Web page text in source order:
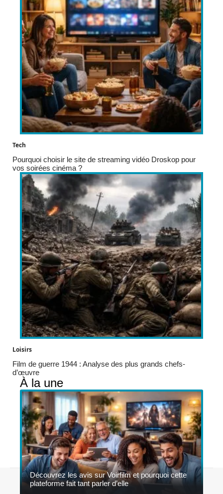
Tech
Pourquoi choisir le site de streaming vidéo Droskop pour
vos soirées cinéma ?
Loisirs
Film de guerre 1944 : Analyse des plus grands chefs-
d’œuvre
À la une
Découvrez les avis sur Voirfilm et pourquoi cette
plateforme fait tant parler d’elle
Contact Mentions légales Sitemap